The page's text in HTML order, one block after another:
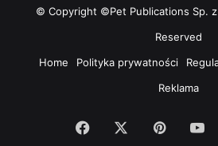
© Copyright ©Pet Publications Sp.
Reserved
Home
Polityka prywatności
Reklama
Facebook Pinterest